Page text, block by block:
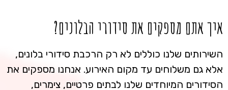
איך אתם מספקים את סידורי הבלונים?
השירותים שלנו כוללים לא רק הרכבת סידורי בלונים,
אלא גם משלוחים עד מקום האירוע. אנחנו מספקים את
הסידורים המיוחדים שלנו לבתים פרטיים, צימרים,